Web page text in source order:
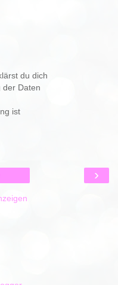
du dich
der Daten
ist
›